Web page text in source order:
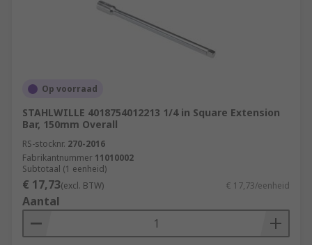
Op voorraad
STAHLWILLE 4018754012213 1/4 in Square Extension
Bar, 150mm Overall
RS-stocknr. 270-2016
Fabrikantnummer 11010002
Subtotaal (1 eenheid)
€ 17,73(excl. BTW) € 17,73/eenheid
Aantal